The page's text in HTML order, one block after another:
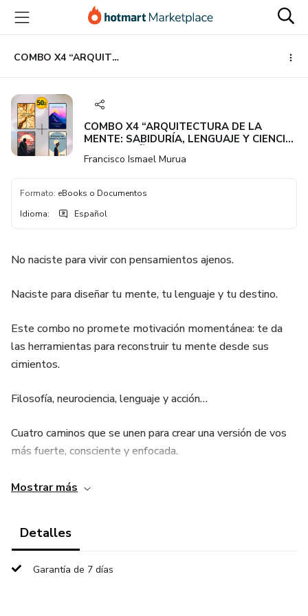
principal
página
de
página
COMBO X4 “ARQUITECTURA DE LA MENTE: SABIDURÍA, LENGUAJE Y CIENCIA PARA DISEÑAR UNA NUEVA VIDA”
COMBO X4 “ARQUITECTURA DE LA
MENTE: SABIDURÍA, LENGUAJE Y CIENCIA
Francisco Ismael Murua
Formato: eBooks o Documentos
Idioma: Español
No naciste para vivir con pensamientos ajenos.
Naciste para diseñar tu mente, tu lenguaje y tu destino.
Este combo no promete motivación momentánea: te da
las herramientas para reconstruir tu mente desde sus
cimientos.
Filosofía, neurociencia, lenguaje y acción…
Cuatro caminos que se unen para crear una versión de vos
más fuerte, consciente y enfocada.
📘 El Camino del Estoico
y actuar con sabiduría incluso en el caos.
El estoicismo no es frialdad, es poder interno.
Mostrar más
Detalles
Garantía de 7 días